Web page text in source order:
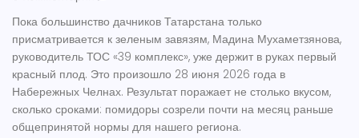
Пока большинство дачников Татарстана только
присматривается к зеленым завязям, Мадина Мухаметзянова,
руководитель ТОС «39 комплекс», уже держит в руках первый
красный плод. Это произошло 28 июня 2026 года в
Набережных Челнах. Результат поражает не столько вкусом,
сколько сроками: помидоры созрели почти на месяц раньше
общепринятой нормы для нашего региона.